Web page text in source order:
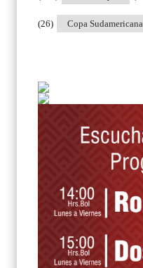
Copa Sudamericana
(26)